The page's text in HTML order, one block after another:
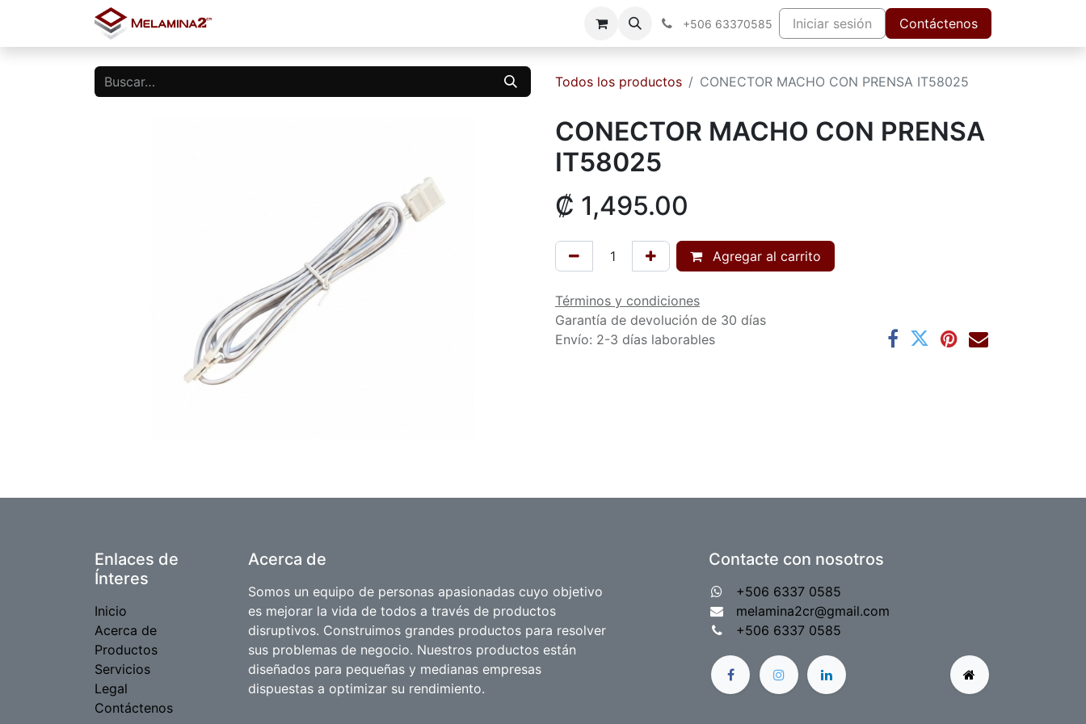
+506 63370585 Iniciar sesión Contáctenos
Todos los productos CONECTOR MACHO CON PRENSA IT58025
CONECTOR MACHO CON PRENSA
IT58025
₡ 1,495.00
Agregar al carrito
Términos y condiciones
Garantía de devolución de 30 días
Envío: 2-3 días laborables
Enlaces de
Ínteres
Inicio
Acerca de
Productos
Servicios
Legal
Contáctenos
Acerca de
Somos un equipo de personas apasionadas cuyo objetivo
es mejorar la vida de todos a través de productos
disruptivos. Construimos grandes productos para resolver
sus problemas de negocio. Nuestros productos están
diseñados para pequeñas y medianas empresas
dispuestas a optimizar su rendimiento.
Contacte con nosotros
+506 6337 0585
melamina2cr@gmail.com
+506 6337 0585